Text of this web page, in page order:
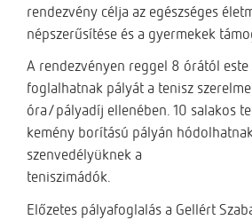
rendezvény célja az egészséges
népszerűsítése és a gyermekek
A rendezvényen reggel 8 órától
foglalhatnak pályát a tenisz
óra/pályadíj ellenében. 10 salakos
kemény borítású pályán
szenvedélyüknek a
teniszimádók.
Előzetes pályafoglalás a Gellért